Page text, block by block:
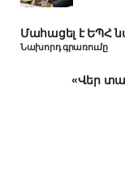
Մահացել է ԵՊՀ
Նախորդ գրառումը
«Վեր